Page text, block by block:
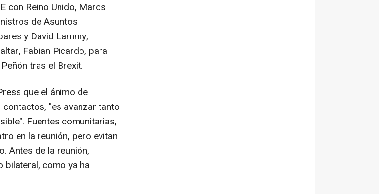
con Reino Unido, Maros
de Asuntos
y David Lammy,
Fabian Picardo, para
tras el Brexit.
que el ánimo de
"es avanzar tanto
Fuentes comunitarias,
en la reunión, pero evitan
Antes de la reunión,
bilateral, como ya ha